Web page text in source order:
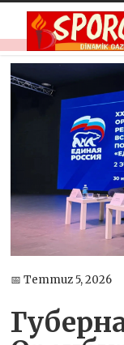
📅 Temmuz 5, 2026